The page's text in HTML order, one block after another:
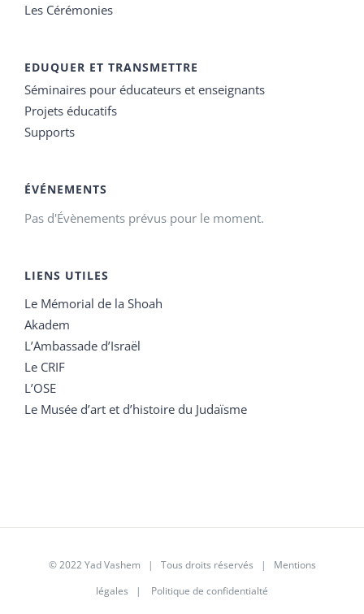
Les Cérémonies
EDUQUER ET TRANSMETTRE
Séminaires pour éducateurs et enseignants
Projets éducatifs
Supports
ÉVÉNEMENTS
Pas d'Évènements prévus pour le moment.
LIENS UTILES
Le Mémorial de la Shoah
Akadem
L’Ambassade d’Israël
Le CRIF
L’OSE
Le Musée d’art et d’histoire du Judaïsme
© 2022 Yad Vashem | Tous droits réservés | Mentions
légales | Politique de confidentialté